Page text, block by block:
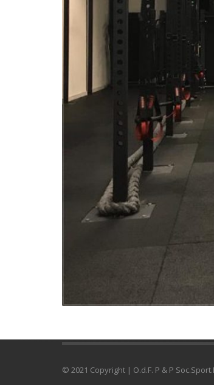
© 2021 Copyright | O.d.F. P & P